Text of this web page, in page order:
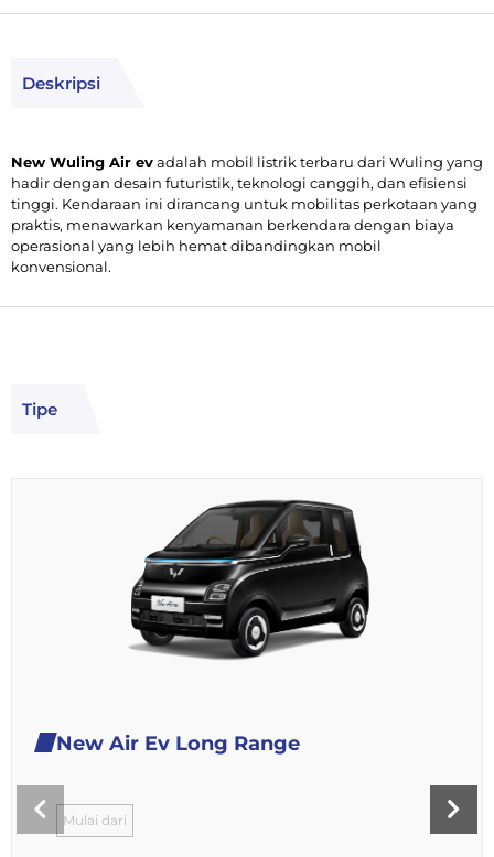
Deskripsi
New Wuling Air evadalah mobil listrik terbaru dari Wuling yang
hadir dengan desain futuristik, teknologi canggih, dan efisiensi
tinggi. Kendaraan ini dirancang untuk mobilitas perkotaan yang
praktis, menawarkan kenyamanan berkendara dengan biaya
operasional yang lebih hemat dibandingkan mobil
konvensional.
Tipe
New Air Ev Long Range
Mulai dari